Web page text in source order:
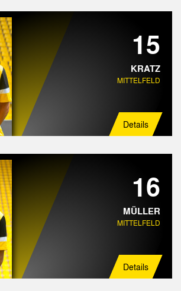
15
KRATZ
MITTELFELD
Details
16
MÜLLER
MITTELFELD
Details